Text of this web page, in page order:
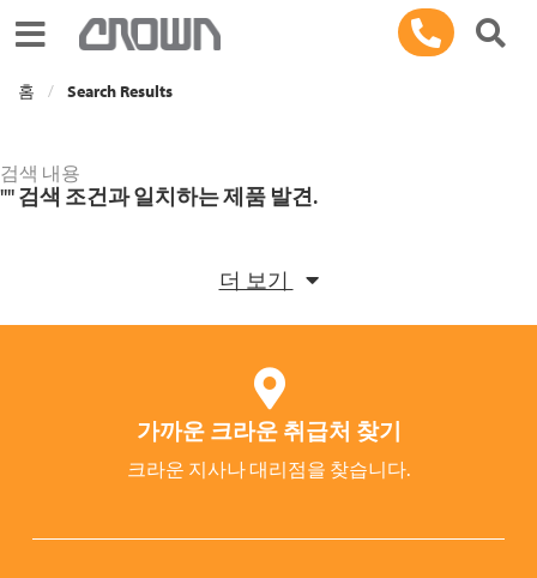
Toggle navigation
홈 Search Results
검색 내용
""검색 조건과 일치하는 제품 발견.
더 보기
가까운 크라운 취급처 찾기
크라운 지사나 대리점을 찾습니다.